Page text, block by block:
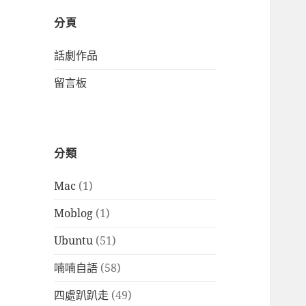
分頁
話劇作品
留言板
分類
Mac (1)
Moblog (1)
Ubuntu (51)
喃喃自語 (58)
四處趴趴走 (49)